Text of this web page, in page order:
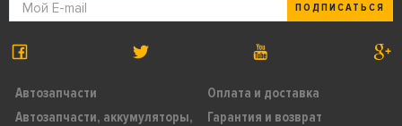
Автозапчасти
Автозапчасти, аккумуляторы,
Оплата и доставка
Гарантия и возврат
ПОДПИСАТЬСЯ